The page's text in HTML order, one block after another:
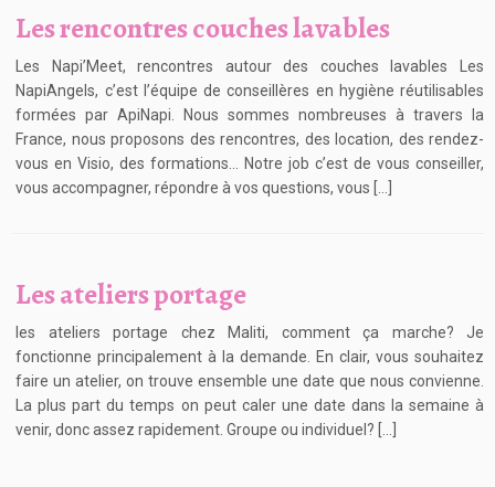
Les rencontres couches lavables
Les Napi’Meet, rencontres autour des couches lavables Les
NapiAngels, c’est l’équipe de conseillères en hygiène réutilisables
formées par ApiNapi. Nous sommes nombreuses à travers la
France, nous proposons des rencontres, des location, des rendez-
vous en Visio, des formations… Notre job c’est de vous conseiller,
vous accompagner, répondre à vos questions, vous […]
Les ateliers portage
les ateliers portage chez Maliti, comment ça marche? Je
fonctionne principalement à la demande. En clair, vous souhaitez
faire un atelier, on trouve ensemble une date que nous convienne.
La plus part du temps on peut caler une date dans la semaine à
venir, donc assez rapidement. Groupe ou individuel? […]